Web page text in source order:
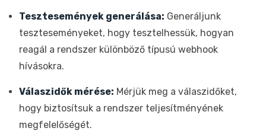
Tesztesemények generálása: Generáljunk
teszteseményeket, hogy tesztelhessük, hogyan
reagál a rendszer különböző típusú webhook
hívásokra.
Válaszidők mérése: Mérjük meg a válaszidőket,
hogy biztosítsuk a rendszer teljesítményének
megfelelőségét.